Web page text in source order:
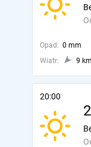
Opad: 0 mm
Wiatr:
9
20:00